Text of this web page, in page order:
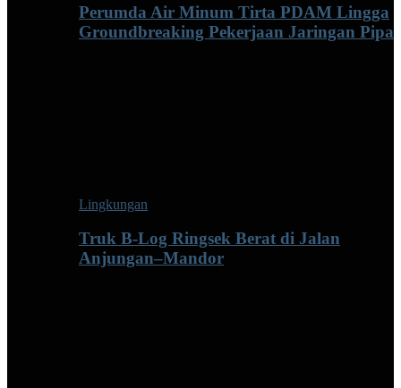
Perumda Air Minum Tirta PDAM Lingga
Groundbreaking Pekerjaan Jaringan Pipa
Lingkungan
Truk B-Log Ringsek Berat di Jalan
Anjungan–Mandor